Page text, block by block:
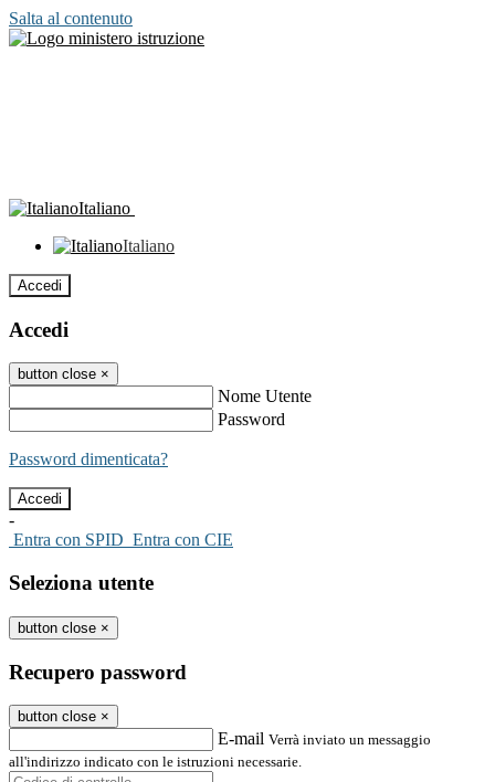
Salta al contenuto
Italiano
Italiano
Accedi
Accedi
button close ×
Nome Utente
Password
Password dimenticata?
-
Entra con SPID Entra con CIE
Seleziona utente
button close ×
Recupero password
button close ×
E-mail Verrà inviato un messaggio
all'indirizzo indicato con le istruzioni necessarie.